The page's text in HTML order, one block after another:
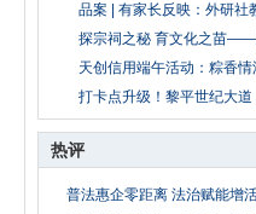
民
品案 | 有家长反映：外研社
探宗祠之秘 育文化之苗——
天创信用端午活动：粽香情
打卡点升级！黎平世纪大
热评
普法惠企零距离 法治赋能